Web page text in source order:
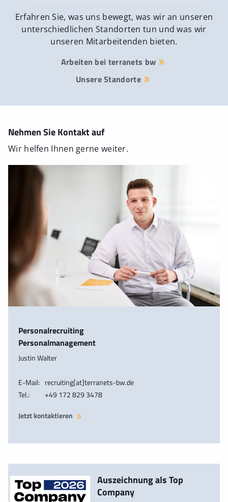
Externe Medien erlauben
Erfahren Sie, was uns bewegt, was wir an unseren
unterschiedlichen Standorten tun und was wir
unseren Mitarbeitenden bieten.
Arbeiten bei terranets bw
Unsere Standorte
Nehmen Sie Kontakt auf
Wir helfen Ihnen gerne weiter.
Personalrecruiting
Personalmanagement
Justin Walter
E-Mail: recruiting[at]terranets-bw.de
Tel.:
+49 172 829 3478
Jetzt kontaktieren
Auszeichnung als Top
Company